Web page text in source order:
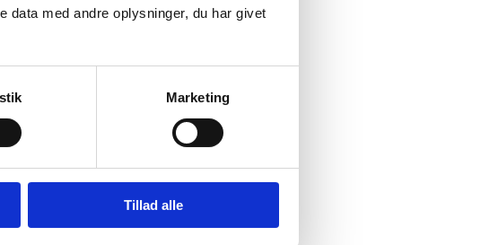
data med andre oplysninger, du har givet
Marketing
Tillad alle
Love og regler
Overblik over love og regler for